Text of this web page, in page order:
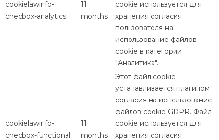
cookielawinfo-
checbox-analytics
11
months
cookie используется для
хранения согласия
пользователя на
использование файлов
cookie в категории
"Аналитика".
cookielawinfo-
checbox-functional
11
months
Этот файл cookie
устанавливается плагином
согласия на использование
файлов cookie GDPR. Файл
cookie используется для
хранения согласия